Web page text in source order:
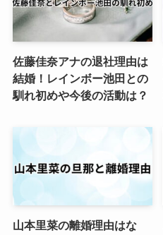
佐藤佳奈アナの退社理由は
結婚！レインボー池田との
馴れ初めや今後の活動は？
山本里菜の離婚理由はな